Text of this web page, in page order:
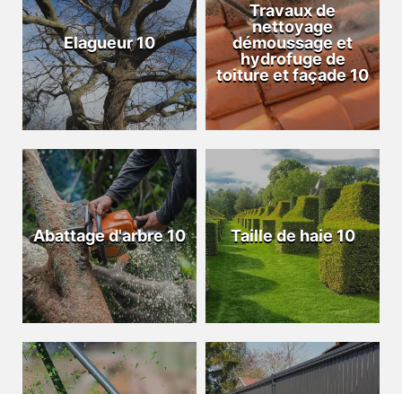
Elagueur 10
Travaux de
nettoyage
démoussage et
hydrofuge de
toiture et façade 10
Abattage d'arbre 10 Taille de haie 10